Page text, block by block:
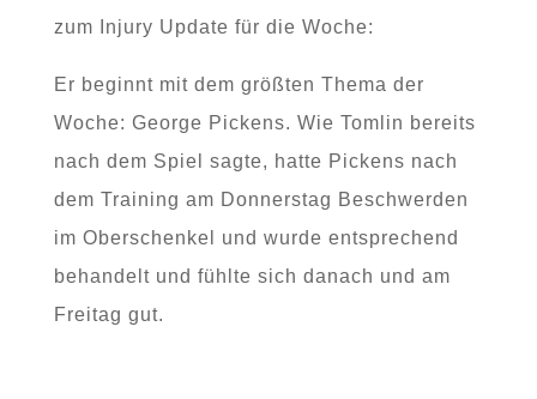
zum Injury Update für die Woche:
Er beginnt mit dem größten Thema der
Woche: George Pickens. Wie Tomlin bereits
nach dem Spiel sagte, hatte Pickens nach
dem Training am Donnerstag Beschwerden
im Oberschenkel und wurde entsprechend
behandelt und fühlte sich danach und am
Freitag gut.